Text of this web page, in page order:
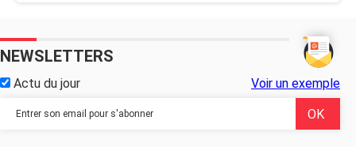
NEWSLETTERS
Actu du jour Voir un exemple